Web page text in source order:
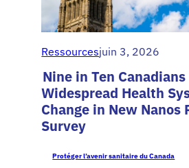
Ressourcesjuin 3, 2026
Nine in Ten
Widespread Health
Change in New Nanos
Survey
Protéger l’avenir sanitaire du Canada